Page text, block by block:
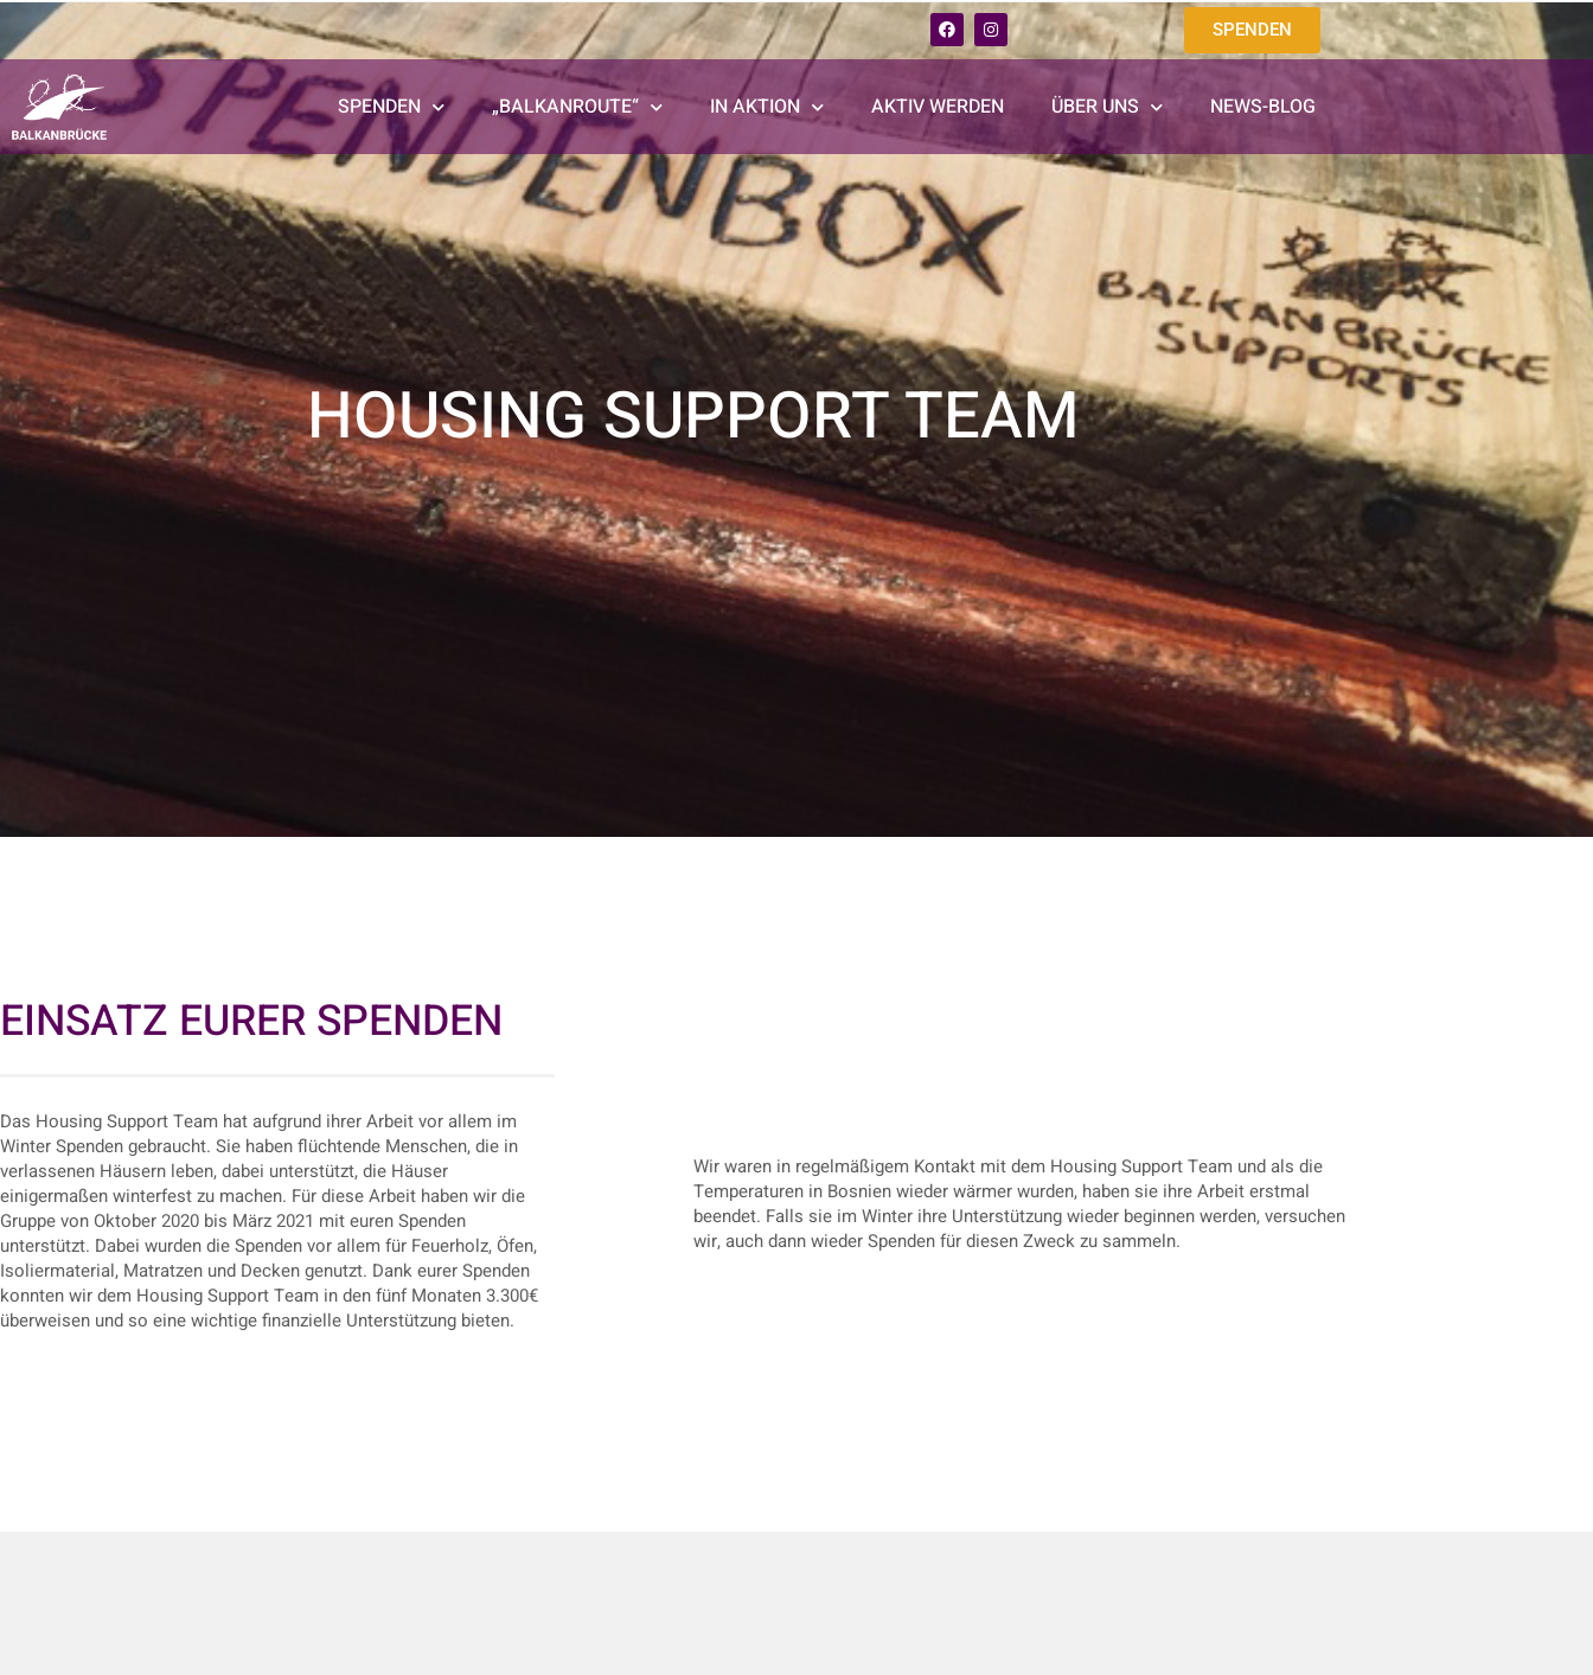
SPENDEN
SPENDEN „BALKANROUTE“ IN AKTION AKTIV WERDEN ÜBER UNS NEWS-BLOG
HOUSING SUPPORT TEAM
EINSATZ EURER SPENDEN
Das Housing Support Team hat aufgrund ihrer Arbeit vor allem im
Winter Spenden gebraucht. Sie haben flüchtende Menschen, die in
verlassenen Häusern leben, dabei unterstützt, die Häuser
einigermaßen winterfest zu machen. Für diese Arbeit haben wir die
Gruppe von Oktober 2020 bis März 2021 mit euren Spenden
unterstützt. Dabei wurden die Spenden vor allem für Feuerholz, Öfen,
Isoliermaterial, Matratzen und Decken genutzt. Dank eurer Spenden
konnten wir dem Housing Support Team in den fünf Monaten 3.300€
überweisen und so eine wichtige finanzielle Unterstützung bieten.
Wir waren in regelmäßigem Kontakt mit dem Housing Support Team und als die
Temperaturen in Bosnien wieder wärmer wurden, haben sie ihre Arbeit erstmal
beendet. Falls sie im Winter ihre Unterstützung wieder beginnen werden, versuchen
wir, auch dann wieder Spenden für diesen Zweck zu sammeln.